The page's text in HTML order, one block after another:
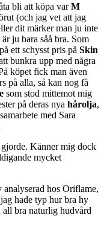
bli att köpa varM
(och jag vet att jag
dit märker man ju inte
ju bara såå bra. Som
ett schysst pris på Skin
bunkra upp med några
köpet fick man även
på alla, så kan nog få
som stod mittemot mig
på deras nya hårolja,
med Sara
Känner mig dock
mycket
hos Oriflame,
hade typ hur bra hy
bra naturlig hudvård